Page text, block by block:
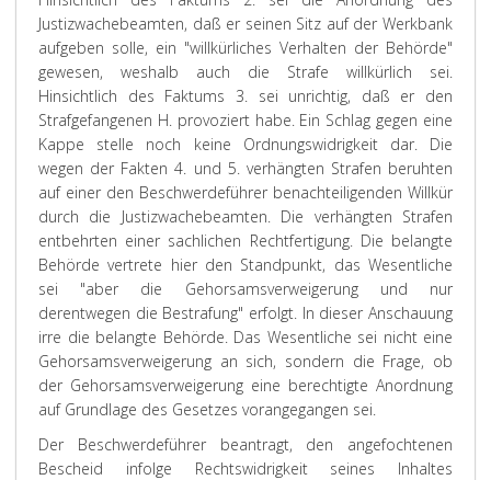
Justizwachebeamten, daß er seinen Sitz auf der Werkbank
aufgeben solle, ein "willkürliches Verhalten der Behörde"
gewesen, weshalb auch die Strafe willkürlich sei.
Hinsichtlich des Faktums 3. sei unrichtig, daß er den
Strafgefangenen H. provoziert habe. Ein Schlag gegen eine
Kappe stelle noch keine Ordnungswidrigkeit dar. Die
wegen der Fakten 4. und 5. verhängten Strafen beruhten
auf einer den Beschwerdeführer benachteiligenden Willkür
durch die Justizwachebeamten. Die verhängten Strafen
entbehrten einer sachlichen Rechtfertigung. Die belangte
Behörde vertrete hier den Standpunkt, das Wesentliche
sei "aber die Gehorsamsverweigerung und nur
derentwegen die Bestrafung" erfolgt. In dieser Anschauung
irre die belangte Behörde. Das Wesentliche sei nicht eine
Gehorsamsverweigerung an sich, sondern die Frage, ob
der Gehorsamsverweigerung eine berechtigte Anordnung
auf Grundlage des Gesetzes vorangegangen sei.
Der Beschwerdeführer beantragt, den angefochtenen
Bescheid infolge Rechtswidrigkeit seines Inhaltes